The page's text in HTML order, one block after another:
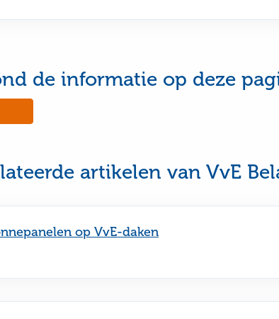
de informatie op deze
this
useful
artikelen van VvE
op VvE-daken